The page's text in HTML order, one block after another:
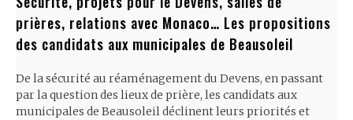
prières, relations avec Monaco… Les propositions
des candidats aux municipales de Beausoleil
De la sécurité au réaménagement du Devens, en passant
par la question des lieux de prière, les candidats aux
municipales de Beausoleil déclinent leurs priorités et